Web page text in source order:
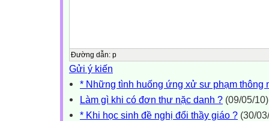
Đường dẫn: p
Gửi ý kiến
* Những tình huống ứng xử sư phạm thông
Làm gì khi có đơn thư nặc danh ? (09/05/10)
* Khi học sinh đề nghị đổi thầy giáo ? (30/